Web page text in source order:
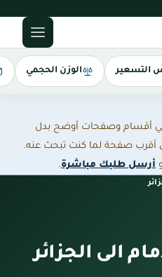
التسعير الوزن الحجمي
في أقسام وصفحات أوضح بدل
أقرب صفحة لما كنت تبحث عنه.
أرسل طلبك مباشرة.
الى الجزائر